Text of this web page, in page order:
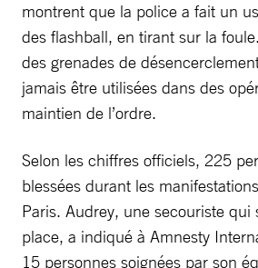
montrent que la police a fait un
des flashball, en tirant sur la
des grenades de
jamais être utilisées dans des
maintien de l’ordre.
Selon les chiffres officiels, 225
blessées durant les
Paris. Audrey, une secouriste qui
place, a indiqué à Amnesty
15 personnes soignées par son